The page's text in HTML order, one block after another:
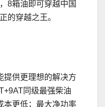
8箱油即可穿越中国
的穿越之王。
提供更理想的解决方
同级最强柴油
本更低；最大净功率